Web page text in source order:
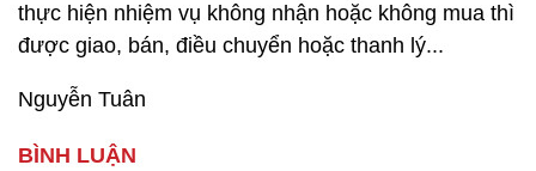
thực hiện nhiệm vụ không nhận hoặc không mua thì
được giao, bán, điều chuyển hoặc thanh lý...
Nguyễn Tuân